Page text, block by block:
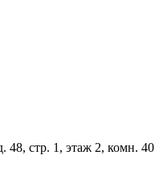
48, стр. 1, этаж 2, комн. 40